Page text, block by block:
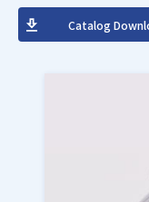
Catalog